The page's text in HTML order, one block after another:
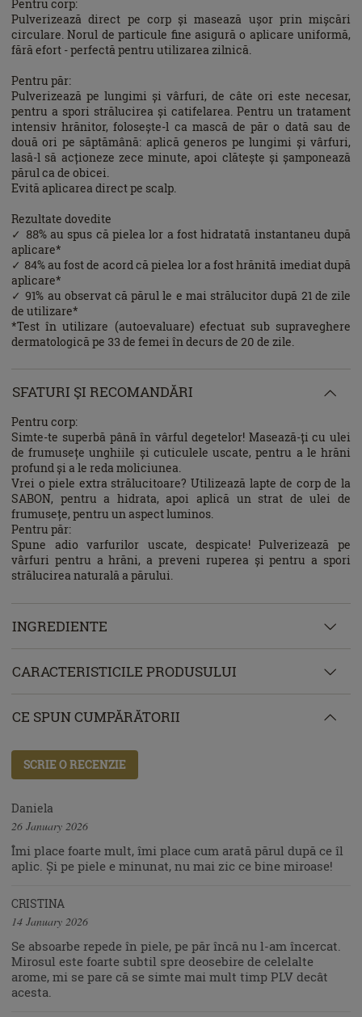
Pentru corp:
Pulverizează direct pe corp și masează ușor prin mișcări
circulare. Norul de particule fine asigură o aplicare uniformă,
fără efort - perfectă pentru utilizarea zilnică.
Pentru păr:
Pulverizează pe lungimi și vârfuri, de câte ori este necesar,
pentru a spori strălucirea și catifelarea. Pentru un tratament
intensiv hrănitor, folosește-l ca mască de păr o dată sau de
două ori pe săptămână: aplică generos pe lungimi și vârfuri,
lasă-l să acționeze zece minute, apoi clătește și șamponează
părul ca de obicei.
Evită aplicarea direct pe scalp.
Rezultate dovedite
✓ 88% au spus că pielea lor a fost hidratată instantaneu după
aplicare*
✓ 84% au fost de acord că pielea lor a fost hrănită imediat după
aplicare*
✓ 91% au observat că părul le e mai strălucitor după 21 de zile
de utilizare*
*Test în utilizare (autoevaluare) efectuat sub supraveghere
dermatologică pe 33 de femei în decurs de 20 de zile.
SFATURI ŞI RECOMANDĂRI
Pentru corp:
Simte-te superbă până în vârful degetelor! Masează-ți cu ulei
de frumusețe unghiile și cuticulele uscate, pentru a le hrăni
profund și a le reda moliciunea.
Vrei o piele extra strălucitoare? Utilizează lapte de corp de la
SABON, pentru a hidrata, apoi aplică un strat de ulei de
frumusețe, pentru un aspect luminos.
Pentru păr:
Spune adio varfurilor uscate, despicate! Pulverizează pe
vârfuri pentru a hrăni, a preveni ruperea și pentru a spori
strălucirea naturală a părului.
INGREDIENTE
CARACTERISTICILE PRODUSULUI
CE SPUN CUMPĂRĂTORII
SCRIE O RECENZIE
Daniela
26 January 2026
Îmi place foarte mult, îmi place cum arată părul după ce îl
aplic. Și pe piele e minunat, nu mai zic ce bine miroase!
CRISTINA
14 January 2026
Se absoarbe repede în piele, pe păr încă nu l-am încercat.
Mirosul este foarte subtil spre deosebire de celelalte
arome, mi se pare că se simte mai mult timp PLV decât
acesta.